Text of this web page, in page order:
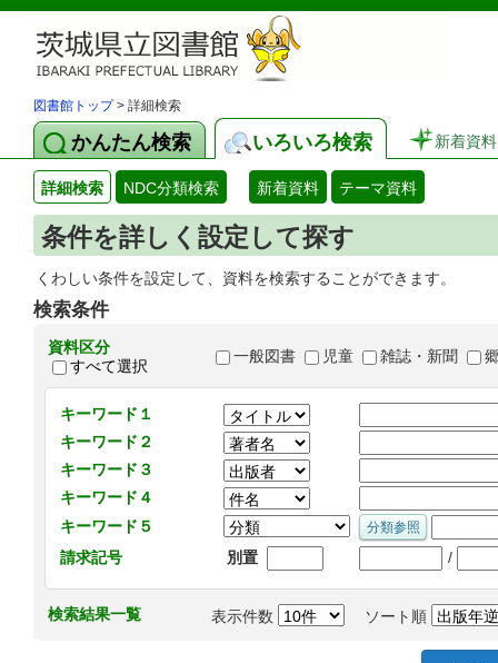
図書館トップ> 詳細検索
かんたん検索 いろいろ検索 新着資料
詳細検索 NDC分類検索 新着資料 テーマ資料
条件を詳しく設定して探す
くわしい条件を設定して、資料を検索することができます。
検索条件
資料区分
すべて選択
一般図書 児童 雑誌・新聞
キーワード１
キーワード２
キーワード３
キーワード４
キーワード５
請求記号
別置 /
検索結果一覧 表示件数 ソート順